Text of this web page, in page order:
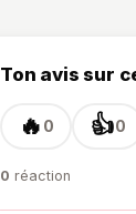
Ton avis sur
🔥 0 👍0
0 réaction